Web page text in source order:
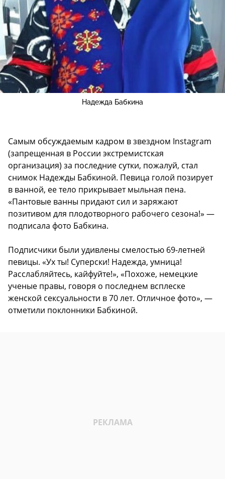
Надежда Бабкина
Самым обсуждаемым кадром в звездном Instagram
(запрещенная в России экстремистская
организация) за последние сутки, пожалуй, стал
снимок Надежды Бабкиной. Певица голой позирует
в ванной, ее тело прикрывает мыльная пена.
«Пантовые ванны придают сил и заряжают
позитивом для плодотворного рабочего сезона!» —
подписала фото Бабкина.
Подписчики были удивлены смелостью 69-летней
певицы. «Ух ты! Суперски! Надежда, умница!
Расслабляйтесь, кайфуйте!», «Похоже, немецкие
ученые правы, говоря о последнем всплеске
женской сексуальности в 70 лет. Отличное фото», —
отметили поклонники Бабкиной.